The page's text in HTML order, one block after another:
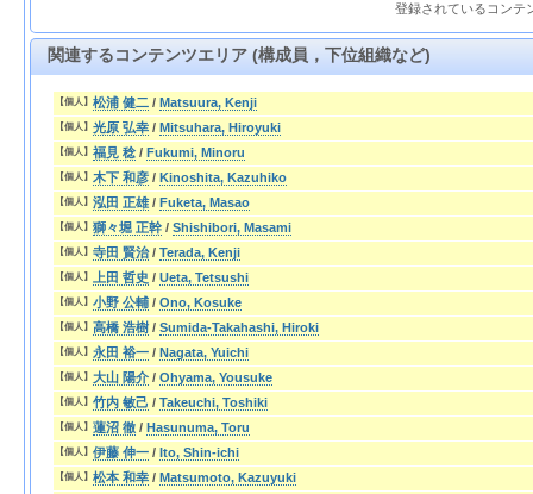
登録されているコンテ
関連するコンテンツエリア (構成員，下位組織など)
【個人】 松浦 健二 / Matsuura, Kenji
【個人】 光原 弘幸 / Mitsuhara, Hiroyuki
【個人】 福見 稔 / Fukumi, Minoru
【個人】 木下 和彦 / Kinoshita, Kazuhiko
【個人】 泓田 正雄/ Fuketa, Masao
【個人】 獅々堀 正幹 / Shishibori, Masami
【個人】 寺田 賢治/ Terada, Kenji
【個人】 上田 哲史 / Ueta, Tetsushi
【個人】 小野 公輔 / Ono, Kosuke
【個人】 高橋 浩樹 / Sumida-Takahashi, Hiroki
【個人】 永田 裕一 / Nagata, Yuichi
【個人】 大山 陽介 / Ohyama, Yousuke
【個人】 竹内 敏己 / Takeuchi, Toshiki
【個人】 蓮沼 徹 / Hasunuma, Toru
【個人】 伊藤 伸一 / Ito, Shin-ichi
【個人】 松本 和幸 / Matsumoto, Kazuyuki